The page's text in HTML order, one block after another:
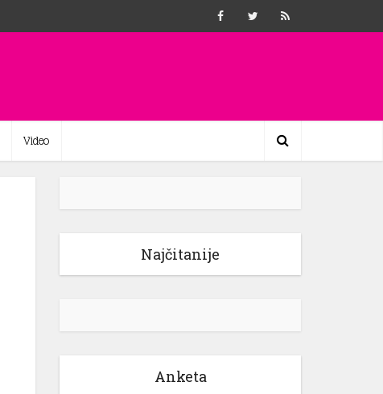
Video
Najčitanije
Anketa